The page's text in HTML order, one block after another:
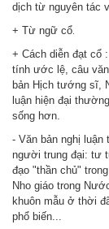
dịch từ nguyên tác
+ Từ ngữ cổ
+ Cách diễn đạt cổ
tính ước lệ, câu
bản Hịch tướng sĩ,
luận hiện đại
sống hơn.
- Văn bản nghị luận
người trung đại: tư
đạo "thần chủ"
Nho giáo trong
khuôn mẫu ở thời
phổ biến...